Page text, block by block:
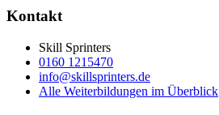
Kontakt
Skill Sprinters
0160 1215470
info@skillsprinters.de
Alle Weiterbildungen im Überblick